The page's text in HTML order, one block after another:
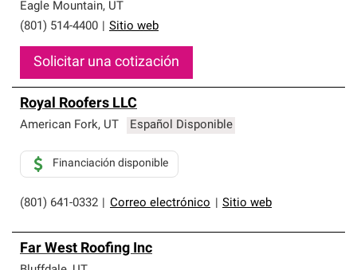
Eagle Mountain, UT
(801) 514-4400
Sitio web
Solicitar una cotización
Royal Roofers LLC
American Fork, UT Español Disponible
(801) 641-0332 Correo electrónico Sitio web
Financiación disponible
Far West Roofing Inc